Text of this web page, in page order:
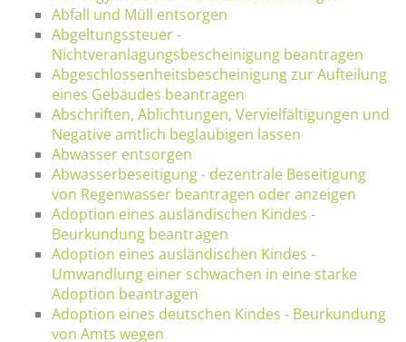
Abfall und Müll entsorgen
Abgeltungssteuer -
Nichtveranlagungsbescheinigung beantragen
Abgeschlossenheitsbescheinigung zur Aufteilung
eines Gebäudes beantragen
Abschriften, Ablichtungen, Vervielfältigungen und
Negative amtlich beglaubigen lassen
Abwasser entsorgen
Abwasserbeseitigung - dezentrale Beseitigung
von Regenwasser beantragen oder anzeigen
Adoption eines ausländischen Kindes -
Beurkundung beantragen
Adoption eines ausländischen Kindes -
Umwandlung einer schwachen in eine starke
Adoption beantragen
Adoption eines deutschen Kindes - Beurkundung
von Amts wegen